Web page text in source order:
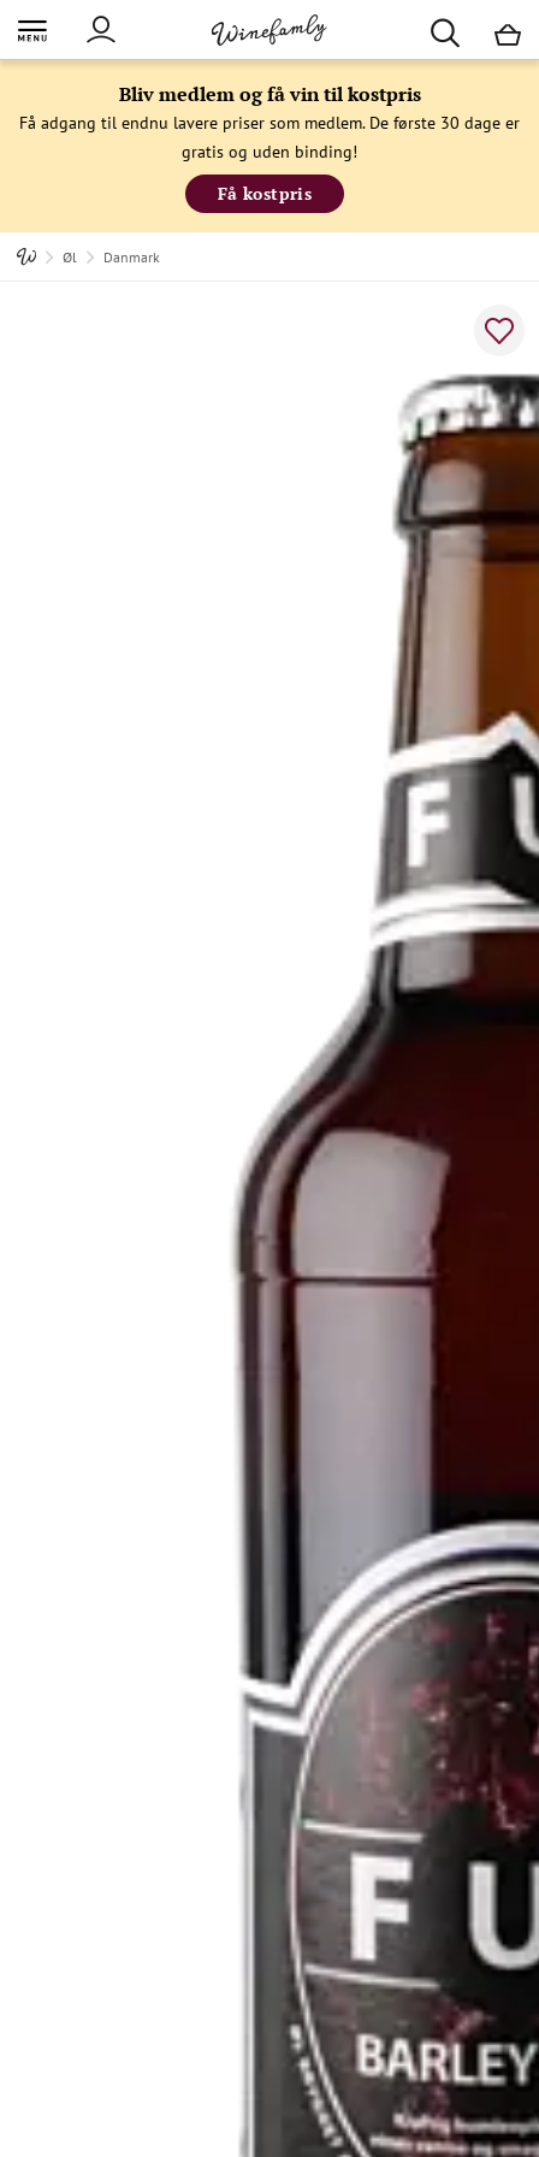
Bliv medlem og få vin til kostpris
Få adgang til endnu lavere priser som medlem. De første 30 dage er
gratis og uden binding!
Få kostpris
Øl Danmark